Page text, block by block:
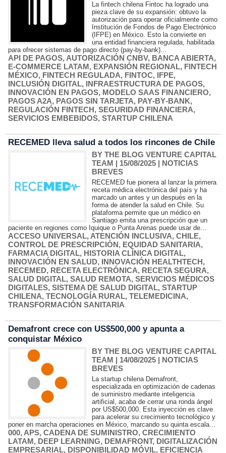
La fintech chilena Fintoc ha logrado una
pieza clave de su expansión: obtuvo la
autorización para operar oficialmente como
Institución de Fondos de Pago Electrónico
(IFPE) en México. Esto la convierte en
una entidad financiera regulada, habilitada
para ofrecer sistemas de pago directo (pay‑by‑bank)...
API DE PAGOS, AUTORIZACIÓN CNBV, BANCA ABIERTA,
E‑COMMERCE LATAM, EXPANSIÓN REGIONAL, FINTECH
MÉXICO, FINTECH REGULADA, FINTOC, IFPE,
INCLUSIÓN DIGITAL, INFRAESTRUCTURA DE PAGOS,
INNOVACIÓN EN PAGOS, MODELO SAAS FINANCIERO,
PAGOS A2A, PAGOS SIN TARJETA, PAY‑BY‑BANK,
REGULACIÓN FINTECH, SEGURIDAD FINANCIERA,
SERVICIOS EMBEBIDOS, STARTUP CHILENA
RECEMED lleva salud a todos los rincones de Chile
BY THE BLOG VENTURE CAPITAL
TEAM | 15/08/2025 | NOTICIAS
BREVES
RECEMED fue pionera al lanzar la primera
receta médica electrónica del país y ha
marcado un antes y un después en la
forma de atender la salud en Chile. Su
plataforma permite que un médico en
Santiago emita una prescripción que un
paciente en regiones como Iquique o Punta Arenas puede usar de...
ACCESO UNIVERSAL, ATENCIÓN INCLUSIVA, CHILE,
CONTROL DE PRESCRIPCIÓN, EQUIDAD SANITARIA,
FARMACIA DIGITAL, HISTORIA CLÍNICA DIGITAL,
INNOVACIÓN EN SALUD, INNOVACIÓN HEALTHTECH,
RECEMED, RECETA ELECTRÓNICA, RECETA SEGURA,
SALUD DIGITAL, SALUD REMOTA, SERVICIOS MÉDICOS
DIGITALES, SISTEMA DE SALUD DIGITAL, STARTUP
CHILENA, TECNOLOGÍA RURAL, TELEMEDICINA,
TRANSFORMACIÓN SANITARIA
Demafront crece con US$500,000 y apunta a
conquistar México
BY THE BLOG VENTURE CAPITAL
TEAM | 14/08/2025 | NOTICIAS
BREVES
La startup chilena Demafront,
especializada en optimización de cadenas
de suministro mediante inteligencia
artificial, acaba de cerrar una ronda ángel
por US$500,000. Esta inyección es clave
para acelerar su crecimiento tecnológico y
poner en marcha operaciones en México, marcando su quinta escala...
000, APS, CADENA DE SUMINISTRO, CRECIMIENTO
LATAM, DEEP LEARNING, DEMAFRONT, DIGITALIZACIÓN
EMPRESARIAL, DISPONIBILIDAD MÓVIL, EFICIENCIA